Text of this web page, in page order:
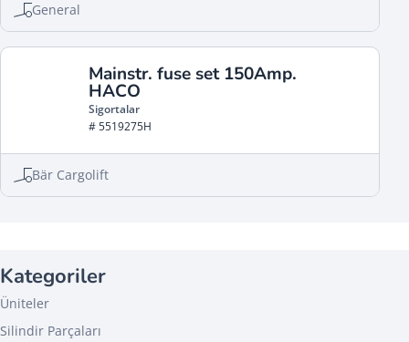
General
Mainstr. fuse set 150Amp.
HACO
Sigortalar
# 5519275H
Bär Cargolift
Kategoriler
Üniteler
Silindir Parçaları